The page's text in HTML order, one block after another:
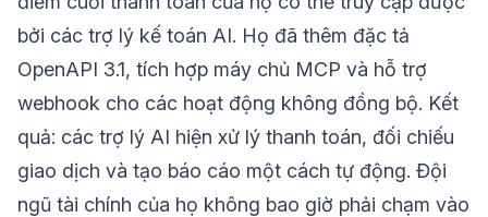
bởi các trợ lý kế toán AI. Họ đã thêm đặc tả
OpenAPI 3.1, tích hợp máy chủ MCP và hỗ trợ
webhook cho các hoạt động không đồng bộ. Kết
quả: các trợ lý AI hiện xử lý thanh toán, đối chiếu
giao dịch và tạo báo cáo một cách tự động. Đội
ngũ tài chính của họ không bao giờ phải chạm vào